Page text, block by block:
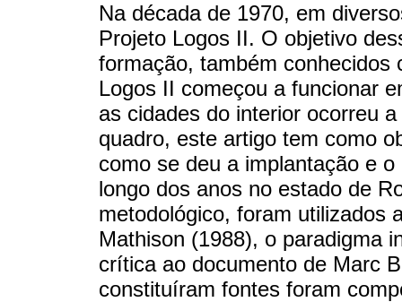
Na década de 1970, em
Projeto Logos II. O objetivo
formação, também conhecidos
Logos II começou a funcionar
as cidades do interior ocorreu
quadro, este artigo tem como
como se deu a implantação e
longo dos anos no estado de
metodológico, foram utilizados
Mathison (1988), o paradigma
crítica ao documento de Marc
constituíram fontes foram